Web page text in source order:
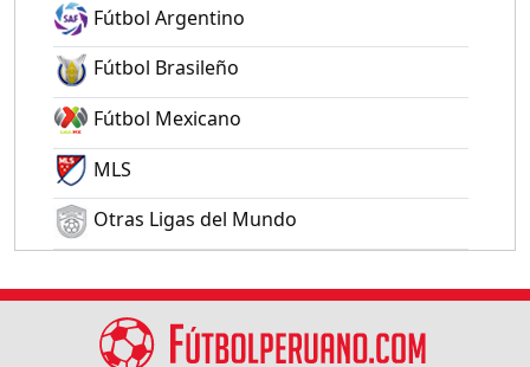
Fútbol Argentino
Fútbol Brasileño
Fútbol Mexicano
MLS
Otras Ligas del Mundo